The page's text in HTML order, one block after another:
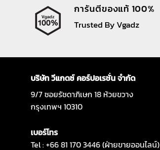
การันตีของแท้ 100%
Trusted By Vgadz
บริษัท วีแกดซ์ คอร์ปอเรชั่น จำกัด
9/7 ซอยรัชดาภิเษก 18 ห้วยขวาง
กรุงเทพฯ 10310
เบอร์โทร
Tel : +66 81 170 3446 (ฝ่ายขายออนไลน์)